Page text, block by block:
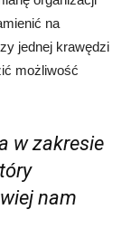
na
jednej krawędzi
możliwość
w zakresie
nam